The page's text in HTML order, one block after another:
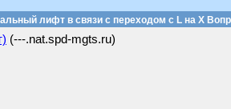
лифт в связи с переходом с L на Х
(---.nat.spd-mgts.ru)